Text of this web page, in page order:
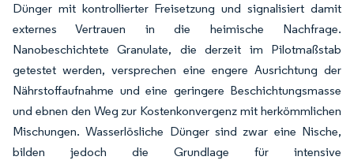
Dünger mit kontrollierter Freisetzung und signalisiert damit
externes Vertrauen in die heimische Nachfrage.
Nanobeschichtete Granulate, die derzeit im Pilotmaßstab
getestet werden, versprechen eine engere Ausrichtung der
Nährstoffaufnahme und eine geringere Beschichtungsmasse
und ebnen den Weg zur Kostenkonvergenz mit herkömmlichen
Mischungen. Wasserlösliche Dünger sind zwar eine Nische,
bilden jedoch die Grundlage für intensive